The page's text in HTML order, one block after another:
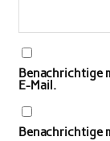
Benachrichtige
E-Mail.
Benachrichtige